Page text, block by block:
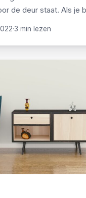
de deur staat. Als je
·3 min lezen